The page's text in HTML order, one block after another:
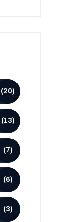
(20)
(13)
(7)
(6)
(3)